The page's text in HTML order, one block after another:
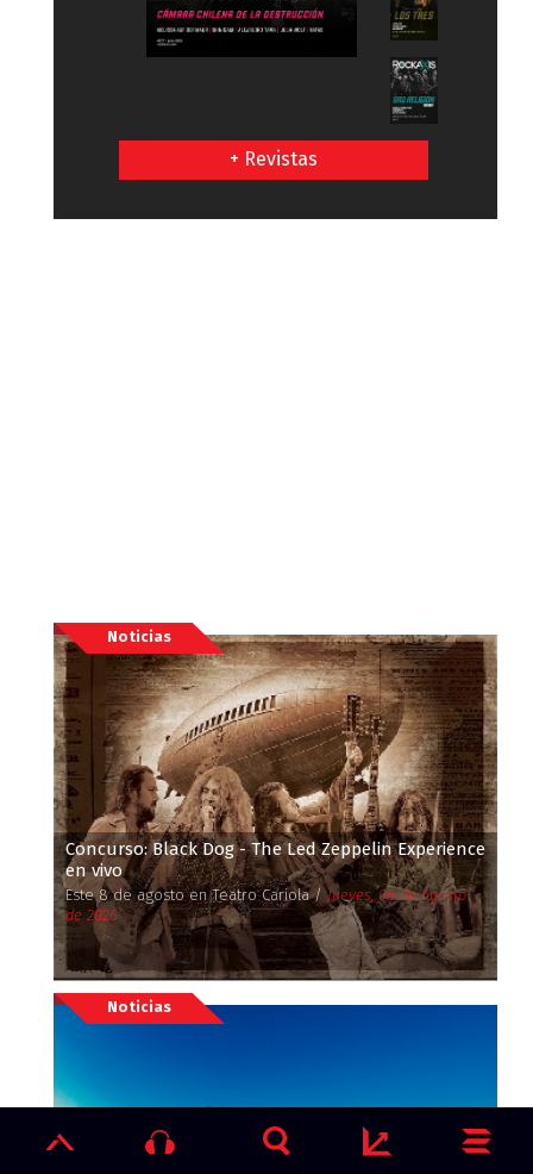
+ Revistas
Noticias
Concurso: Black Dog - The Led Zeppelin Experience
en vivo
Este 8 de agosto en Teatro Cariola /Jueves, 06 de Agosto
de 2026
Noticias